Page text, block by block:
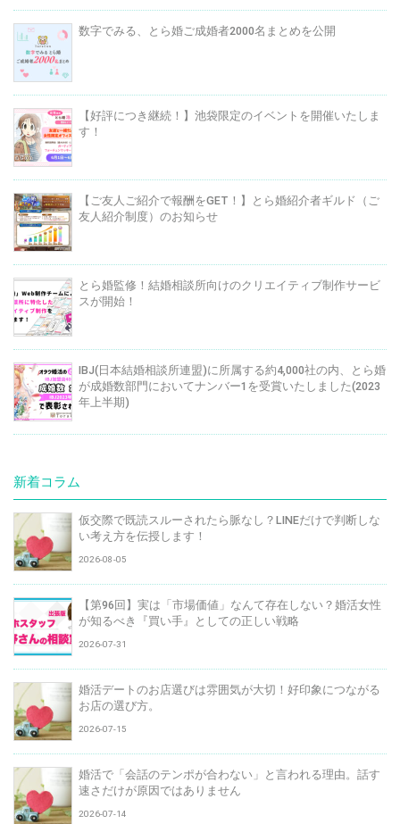
数字でみる、とら婚ご成婚者2000名まとめを公開
【好評につき継続！】池袋限定のイベントを開催いたしま
す！
【ご友人ご紹介で報酬をGET！】とら婚紹介者ギルド（ご
友人紹介制度）のお知らせ
とら婚監修！結婚相談所向けのクリエイティブ制作サービ
スが開始！
IBJ(日本結婚相談所連盟)に所属する約4,000社の内、とら婚
が成婚数部門においてナンバー1を受賞いたしました(2023
年上半期)
新着コラム
仮交際で既読スルーされたら脈なし？LINEだけで判断しな
い考え方を伝授します！
2026-08-05
【第96回】実は「市場価値」なんて存在しない？婚活女性
が知るべき『買い手』としての正しい戦略
2026-07-31
婚活デートのお店選びは雰囲気が大切！好印象につながる
お店の選び方。
2026-07-15
婚活で「会話のテンポが合わない」と言われる理由。話す
速さだけが原因ではありません
2026-07-14